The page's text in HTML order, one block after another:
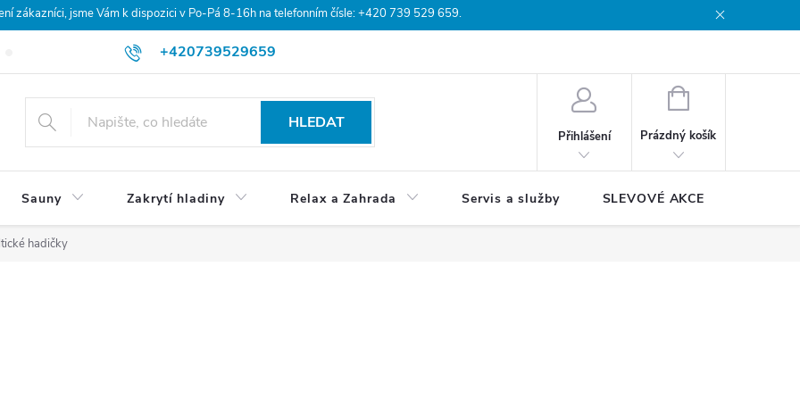
zákazníci, jsme Vám k dispozici v Po-Pá 8-16h na telefonním čísle: +420 739 529 659.
+420739529659
Hodnocení obchodu Doprava a platba
HLEDAT
Přihlášení
NÁKUPNÍ
Prázdný košík
Sauny Zakrytí hladiny Relax a Zahrada Servis a služby SLEVOVÉ AKCE
hadičky